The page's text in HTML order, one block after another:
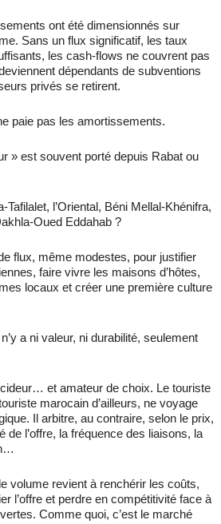
ont été dimensionnés sur
Sans un flux significatif, les taux
les cash-flows ne couvrent pas
dépendants de subventions
privés se retirent.
paie pas les amortissements.
» est souvent porté depuis Rabat ou
Tafilalet, l’Oriental, Béni Mellal-Khénifra,
Oued Eddahab ?
flux, même modestes, pour justifier
faire vivre les maisons d’hôtes,
locaux et créer une première culture
a ni valeur, ni durabilité, seulement
et amateur de choix. Le touriste
marocain d’ailleurs, ne voyage
Il arbitre, au contraire, selon le prix,
de l’offre, la fréquence des liaisons, la
volume revient à renchérir les coûts,
l’offre et perdre en compétitivité face à
Comme quoi, c’est le marché